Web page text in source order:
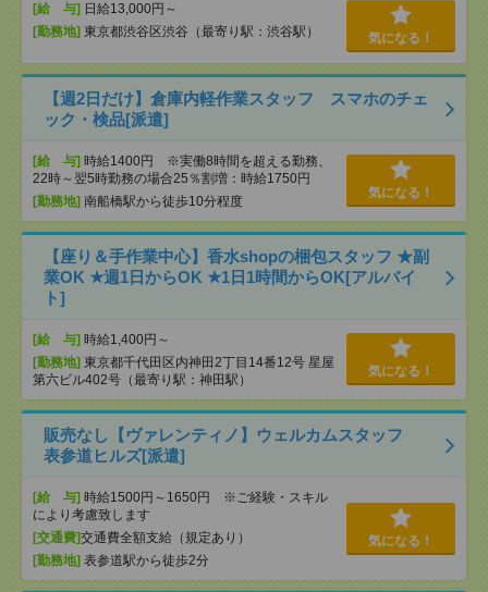
[給 与] 日給13,000円～
[勤務地] 東京都渋谷区渋谷（最寄り駅：渋谷駅） 気になる！
【週2日だけ】倉庫内軽作業スタッフ スマホのチェ
ック・検品[派遣]
[給 与] 時給1400円 ※実働8時間を超える勤務、
22時～翌5時勤務の場合25％割増：時給1750円
[勤務地] 南船橋駅から徒歩10分程度
気になる！
【座り＆手作業中心】香水shopの梱包スタッフ ★副
業OK ★週1日からOK ★1日1時間からOK[アルバイ
ト]
[給 与] 時給1,400円～
[勤務地] 東京都千代田区内神田2丁目14番12号 星屋
第六ビル402号（最寄り駅：神田駅）
気になる！
販売なし【ヴァレンティノ】ウェルカムスタッフ
表参道ヒルズ[派遣]
[給 与] 時給1500円～1650円 ※ご経験・スキル
により考慮致します
[交通費]交通費全額支給（規定あり）
[勤務地] 表参道駅から徒歩2分
気になる！